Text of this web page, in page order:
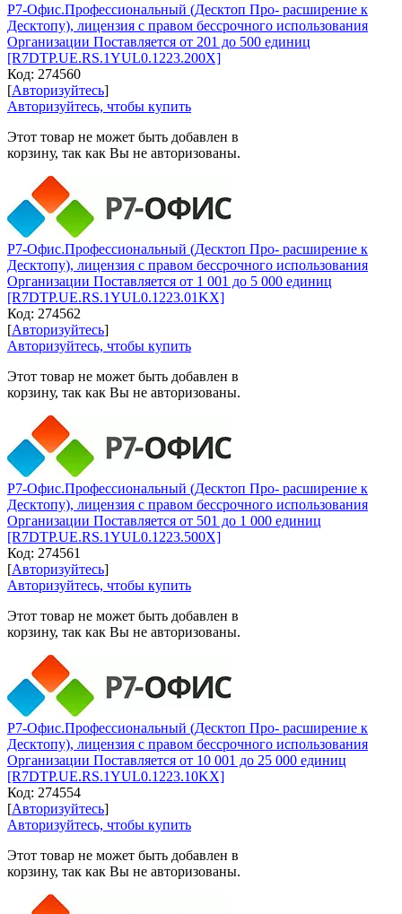
Р7-Офис.Профессиональный (Десктоп Про- расширение к
Десктопу), лицензия с правом бессрочного использования
Организации Поставляется от 201 до 500 единиц
[R7DTP.UE.RS.1YUL0.1223.200X]
Код: 274560
[Авторизуйтесь]
Авторизуйтесь, чтобы купить
Этот товар не может быть добавлен в
корзину, так как Вы не авторизованы.
Р7-Офис.Профессиональный (Десктоп Про- расширение к
Десктопу), лицензия с правом бессрочного использования
Организации Поставляется от 1 001 до 5 000 единиц
[R7DTP.UE.RS.1YUL0.1223.01KX]
Код: 274562
[Авторизуйтесь]
Авторизуйтесь, чтобы купить
Этот товар не может быть добавлен в
корзину, так как Вы не авторизованы.
Р7-Офис.Профессиональный (Десктоп Про- расширение к
Десктопу), лицензия с правом бессрочного использования
Организации Поставляется от 501 до 1 000 единиц
[R7DTP.UE.RS.1YUL0.1223.500X]
Код: 274561
[Авторизуйтесь]
Авторизуйтесь, чтобы купить
Этот товар не может быть добавлен в
корзину, так как Вы не авторизованы.
Р7-Офис.Профессиональный (Десктоп Про- расширение к
Десктопу), лицензия с правом бессрочного использования
Организации Поставляется от 10 001 до 25 000 единиц
[R7DTP.UE.RS.1YUL0.1223.10KX]
Код: 274554
[Авторизуйтесь]
Авторизуйтесь, чтобы купить
Этот товар не может быть добавлен в
корзину, так как Вы не авторизованы.